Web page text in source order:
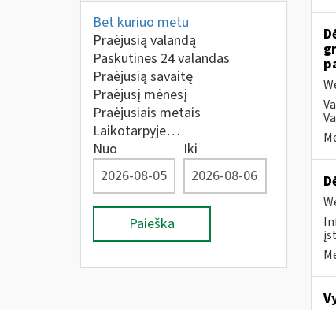
Bet kuriuo metu
Praėjusią valandą
Paskutines 24 valandas
Praėjusią savaitę
Praėjusį mėnesį
Praėjusiais metais
Laikotarpyje…
Nuo
Iki
Paieška